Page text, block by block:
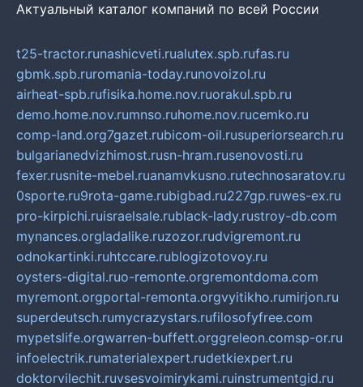
Актуальный каталог компаний по всей России
t25-tractor.runashicveti.rualutex.spb.rufas.ru
gbmk.spb.ruromania-today.runovoizol.ru
airheat-spb.rufisika.home.nov.ruorakul.spb.ru
demo.home.nov.rumnso.ruhome.nov.rucemko.ru
comp-land.org7gazet.rubicom-oil.rusuperiorsearch.ru
bulgarianedvizhimost.rusn-hram.rusenovosti.ru
fexer.rusnite-mebel.ruanamvkusno.rutechnosaratov.ru
0sporte.ru9rota-game.rubigbad.ru227gp.ruwes-ex.ru
pro-kirpichi.ruisraelsale.rublack-lady.rustroy-db.com
mynances.orgladalike.ruzozor.rudvigremont.ru
odnokartinki.ruhtccare.rublogizotovoy.ru
oysters-digital.ruo-remonte.orgremontdoma.com
myremont.orgportal-remonta.orgvyitikho.rumirjon.ru
superdeutsch.rumycrazystars.rufilosofyfree.com
mypetslife.orgwarren-buffett.orggreleon.comsp-or.ru
infoelectrik.rumaterialexpert.rudetkiexpert.ru
doktorvilechit.ruvsesvoimirykami.ruinstrumentgid.ru